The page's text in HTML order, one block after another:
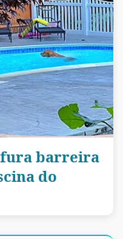
barreira
do